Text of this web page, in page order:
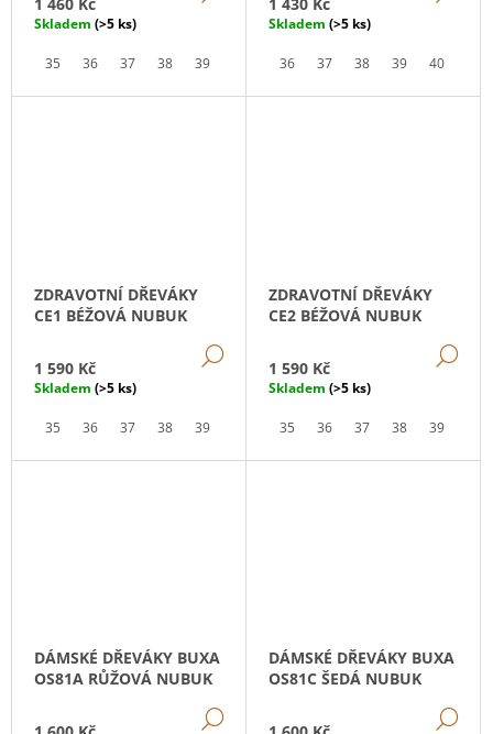
1 460 Kč
Skladem (>5 ks)
35 36 37 38 39 41 42
1 430 Kč
Skladem (>5 ks)
36 37 38 39 40
ZDRAVOTNÍ DŘEVÁKY
CE1 BÉŽOVÁ NUBUK
1 590 Kč
DETAIL
Skladem (>5 ks)
35 36 37 38 39 41
ZDRAVOTNÍ DŘEVÁKY
CE2 BÉŽOVÁ NUBUK
1 590 Kč
Skladem (>5 ks)
35 36 37 38 39
DÁMSKÉ DŘEVÁKY BUXA
OS81A RŮŽOVÁ NUBUK
DETAIL
DÁMSKÉ DŘEVÁKY BUXA
OS81C ŠEDÁ NUBUK